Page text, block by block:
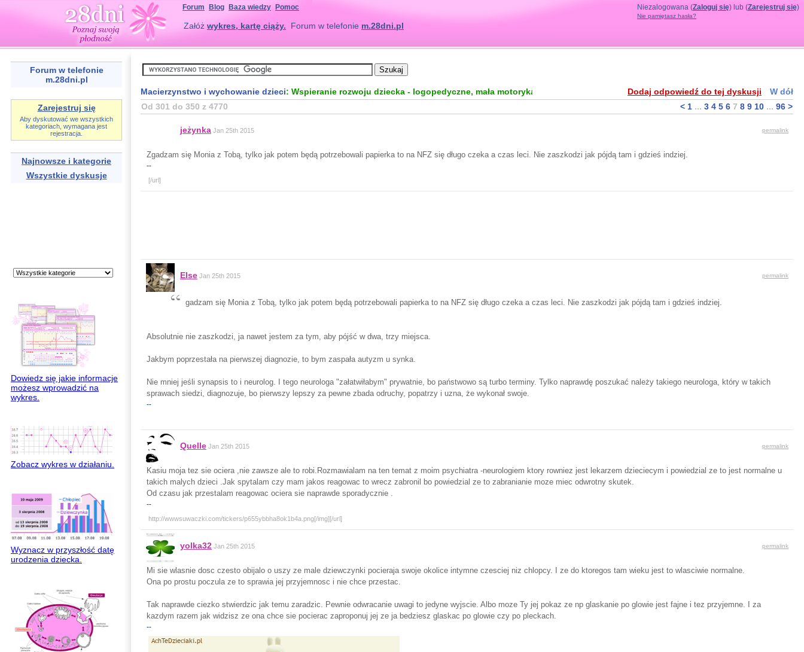
Niezalogowana (Zaloguj się) lub (Zarejestruj się)
Nie pamiętasz hasła?
Forum Blog Baza wiedzy Pomoc
Załóż wykres, kartę ciąży. Forum w telefonie m.28dni.pl
Forum w telefonie
m.28dni.pl
Zarejestruj się
Aby dyskutować we wszystkich
kategoriach, wymagana jest
rejestracja.
Najnowsze i kategorie
Wszystkie dyskusje
Dowiedz się jakie informacje
możesz wprowadzić na
wykres.
Zobacz wykres w działaniu.
Wyznacz w przyszłość datę
urodzenia dziecka.
Macierzynstwo i wychowanie dzieci: Wspieranie rozwoju dziecka - logopedyczne, mała motoryka, SI... Dodaj odpowiedź do tej dyskusji
W dół
Od 301 do 350 z 4770
< 1 ... 3 4 5 6 7 8 9 10 ... 96 >
jeżynka Jan 25th 2015 permalink
Zgadzam się Monia z Tobą, tylko jak potem będą potrzebowali papierka to na NFZ się długo czeka a czas leci. Nie zaszkodzi jak pójdą tam i gdzieś indziej.
--
[/url]
Else Jan 25th 2015 permalink
gadzam się Monia z Tobą, tylko jak potem będą potrzebowali papierka to na NFZ się długo czeka a czas leci. Nie zaszkodzi jak pójdą tam i gdzieś indziej.
Absolutnie nie zaszkodzi, ja nawet jestem za tym, aby pójść w dwa, trzy miejsca.
Jakbym poprzestała na pierwszej diagnozie, to bym zaspała autyzm u synka.
Nie mniej jeśli synapsis to i neurolog. I tego neurologa "załatwiłabym" prywatnie, bo państwowo są turbo terminy. Tylko naprawdę poszukać należy takiego neurologa, który w takich
sprawach siedzi, diagnozuje, bo pierwszy lepszy za pewne zbada odruchy, popatrzy i uzna, że wykonał swoje.
--
Quelle Jan 25th 2015 permalink
Kasiu moja tez sie ociera ,nie zawsze ale to robi.Rozmawialam na ten temat z moim psychiatra -neurologiem ktory rowniez jest lekarzem dzieciecym i powiedzial ze to jest normalne u
takich malych dzieci .Jak spytalam czy mam jakos reagowac to wrecz zabronil bo powiedzial ze to zabranianie moze miec odwrotny skutek.
Od czasu jak przestalam reagowac ociera sie naprawde sporadycznie .
--
http://wwwsuwaczki.com/tickers/p655ybbha8ok1b4a.png[/img][/url]
yolka32 Jan 25th 2015 permalink
Mi sie wlasnie dosc czesto obijalo o uszy ze male dziewczynki pocieraja swoje okolice intymne czesciej niz chlopcy. I ze do ktoregos tam wieku jest to wlasciwie normalne.
Ona po prostu poczula ze to sprawia jej przyjemnosc i nie chce przestac.
Tak naprawde ciezko stwierdzic jak temu zaradzic. Pewnie odwracanie uwagi to jedyne wyjscie. Albo moze Ty jej pokaz ze np glaskanie po glowie jest fajne i tez przyjemne. I za
kazdym razem jak widzisz ze ona chce sie pocierac zaproponuj jej ze ja bedziesz glaskac po glowie czy po pleckach.
--